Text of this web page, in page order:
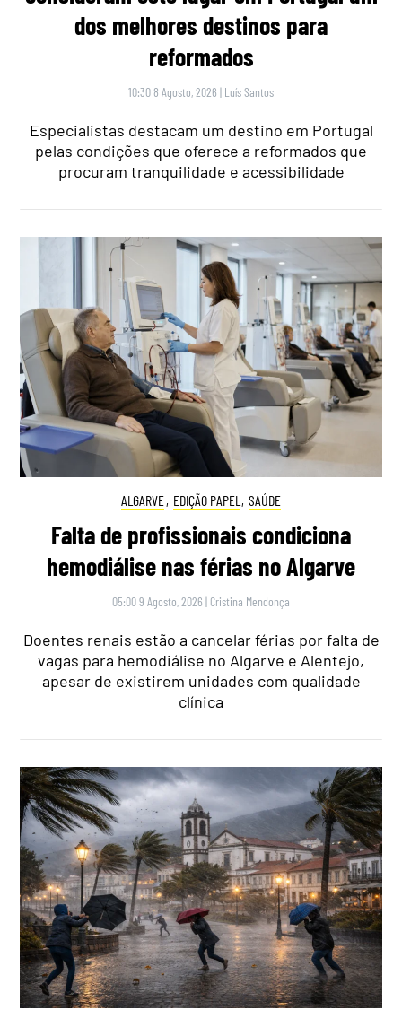
dos melhores destinos para
reformados
10:30 8 Agosto, 2026 | Luís Santos
Especialistas destacam um destino em Portugal
pelas condições que oferece a reformados que
procuram tranquilidade e acessibilidade
ALGARVE, EDIÇÃO PAPEL , SAÚDE
Falta de profissionais condiciona
hemodiálise nas férias no Algarve
05:00 9 Agosto, 2026 | Cristina Mendonça
Doentes renais estão a cancelar férias por falta de
vagas para hemodiálise no Algarve e Alentejo,
apesar de existirem unidades com qualidade
clínica